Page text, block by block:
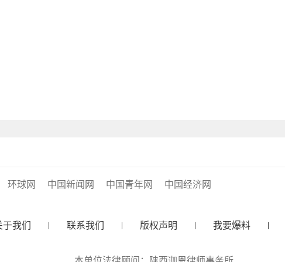
环球网 中国新闻网 中国青年网 中国经济网
于我们 联系我们 版权声明 我要爆料